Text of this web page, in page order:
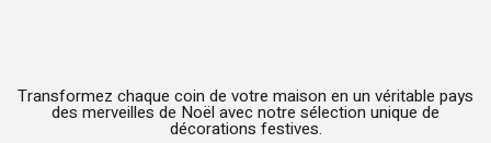
Transformez chaque coin de votre maison en un véritable pays
des merveilles de Noël avec notre sélection unique de
décorations festives.